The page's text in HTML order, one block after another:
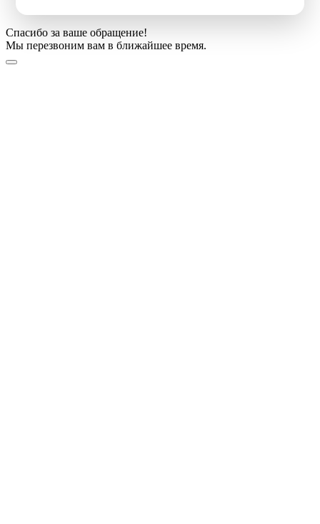
Спасибо за ваше обращение!
Мы перезвоним вам в ближайшее время.